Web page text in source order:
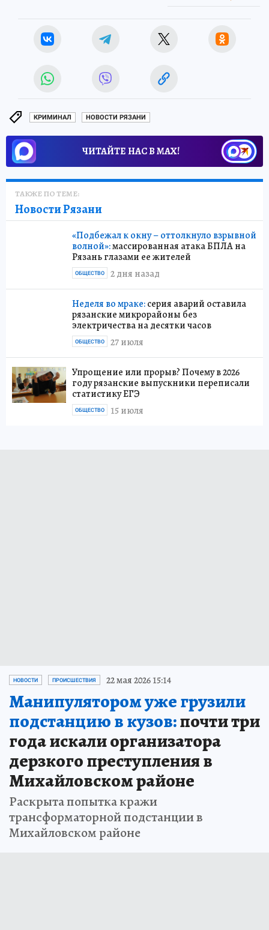
КРИМИНАЛ НОВОСТИ РЯЗАНИ
ЧИТАЙТЕ НАС В МАХ!
ТАКЖЕ ПО ТЕМЕ:
Новости Рязани
«Подбежал к окну – оттолкнуло взрывной
волной»:массированная атака БПЛА на
Рязань глазами ее жителей
2 дня назад
ОБЩЕСТВО
Неделя во мраке:серия аварий оставила
рязанские микрорайоны без
электричества на десятки часов
27 июля
ОБЩЕСТВО
Упрощение или прорыв? Почему в 2026
году рязанские выпускники переписали
статистику ЕГЭ
15 июля
ОБЩЕСТВО
НОВОСТИ ПРОИСШЕСТВИЯ 22 мая 2026 15:14
Манипулятором уже грузили
подстанцию в кузов:почти три
года искали организатора
дерзкого преступления в
Михайловском районе
Раскрыта попытка кражи
трансформаторной подстанции в
Михайловском районе